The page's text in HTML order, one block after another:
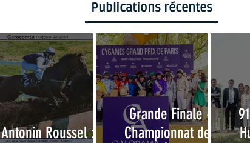
Publications récentes
Antonin Roussel : 10
Grande Finale -
Championnat des